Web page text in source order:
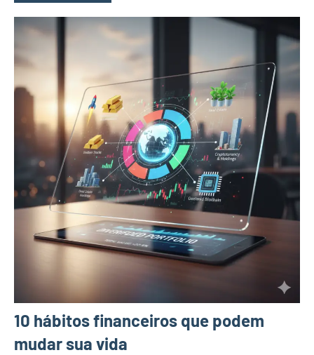
10 hábitos financeiros que podem
mudar sua vida